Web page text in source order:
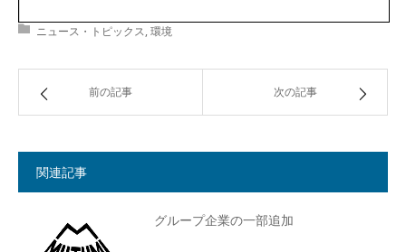
ニュース・トピックス,環境
前の記事 次の記事
関連記事
グループ企業の一部追加